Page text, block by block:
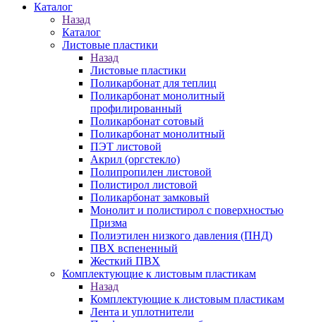
Каталог
Назад
Каталог
Листовые пластики
Назад
Листовые пластики
Поликарбонат для теплиц
Поликарбонат монолитный
профилированный
Поликарбонат сотовый
Поликарбонат монолитный
ПЭТ листовой
Акрил (оргстекло)
Полипропилен листовой
Полистирол листовой
Поликарбонат замковый
Монолит и полистирол с поверхностью
Призма
Полиэтилен низкого давления (ПНД)
ПВХ вспененный
Жесткий ПВХ
Комплектующие к листовым пластикам
Назад
Комплектующие к листовым пластикам
Лента и уплотнители